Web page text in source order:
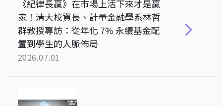
《紀律長贏》在市場上活下來才是贏
家！清大校資長、計量金融學系林哲
群教授專訪：從年化 7% 永續基金配
置到學生的人脈佈局
2026.07.01